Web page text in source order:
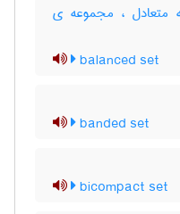
متعادل ، مجموعه ی
balanced set
banded set
bicompact set